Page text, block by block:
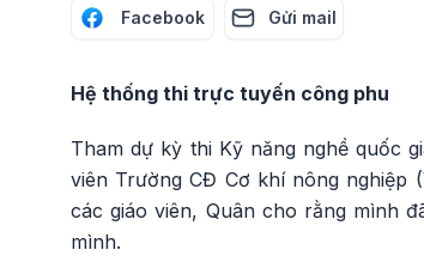
Facebook Gửi mail
Hệ thống thi trực tuyến công phu
Tham dự kỳ thi Kỹ năng nghề quốc
viên Trường CĐ Cơ khí nông nghiệp
các giáo viên, Quân cho rằng mình
mình.